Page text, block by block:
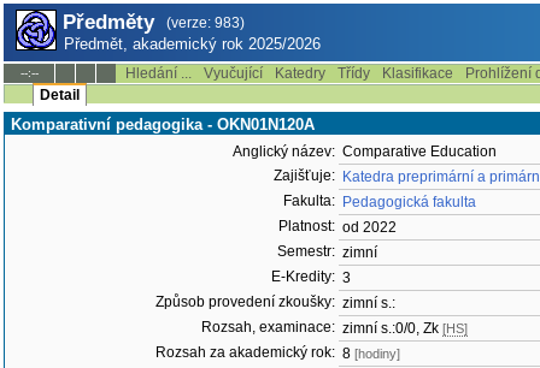
Předměty (verze: 983)
Předmět, akademický rok 2025/2026
--:-- Hledání ... Vyučující Katedry Třídy Klasifikace
Prohlížení
Detail
Komparativní pedagogika - OKN01N120A
Anglický název: Comparative Education
Zajišťuje: Katedra preprimární a
Fakulta: Pedagogická fakulta
Platnost: od 2022
Semestr: zimní
E-Kredity: 3
Způsob provedení zkoušky: zimní s.:
Rozsah, examinace: zimní s.:0/0, Zk [HS]
Rozsah za akademický rok: 8 [hodiny]